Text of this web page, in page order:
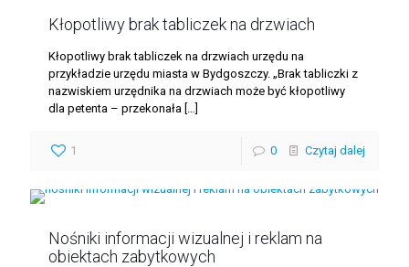
Kłopotliwy brak tabliczek na drzwiach
Kłopotliwy brak tabliczek na drzwiach urzędu na
przykładzie urzędu miasta w Bydgoszczy. „Brak tabliczki z
nazwiskiem urzędnika na drzwiach może być kłopotliwy
dla petenta – przekonała
1 0 Czytaj dalej
Nośniki informacji wizualnej i reklam na
obiektach zabytkowych